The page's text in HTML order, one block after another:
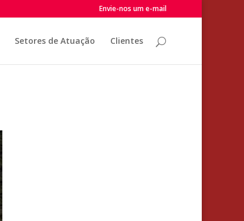
Envie-nos um e-mail
Setores de Atuação Clientes